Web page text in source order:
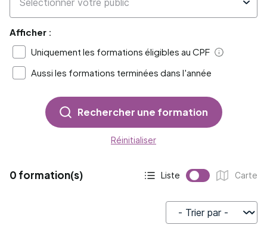
Afficher :
Uniquement les formations éligibles au CPF
Aide
Aussi les formations terminées dans l'année
Rechercher une formation
Réinitialiser
0 formation(s)
Affichage actif :
Liste
Affichage :
Carte
Trier par